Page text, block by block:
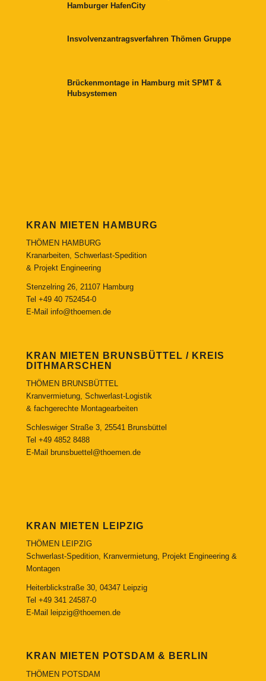
Hamburger HafenCity
Insvolvenzantragsverfahren Thömen Gruppe
Brückenmontage in Hamburg mit SPMT &
Hubsystemen
KRAN MIETEN HAMBURG
THÖMEN HAMBURG
Kranarbeiten, Schwerlast-Spedition
& Projekt Engineering
Stenzelring 26, 21107 Hamburg
Tel +49 40 752454-0
E-Mail info@thoemen.de
KRAN MIETEN BRUNSBÜTTEL / KREIS
DITHMARSCHEN
THÖMEN BRUNSBÜTTEL
Kranvermietung, Schwerlast-Logistik
& fachgerechte Montagearbeiten
Schleswiger Straße 3, 25541 Brunsbüttel
Tel +49 4852 8488
E-Mail
brunsbuettel@thoemen.de
KRAN MIETEN LEIPZIG
THÖMEN LEIPZIG
Schwerlast-Spedition, Kranvermietung, Projekt Engineering &
Montagen
Heiterblickstraße 30, 04347 Leipzig
Tel +49 341 24587-0
E-Mail
leipzig@thoemen.de
KRAN MIETEN POTSDAM & BERLIN
THÖMEN POTSDAM